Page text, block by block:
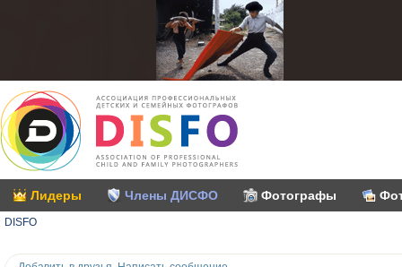
Лидеры Члены ДИСФО Фотографы
DISFO